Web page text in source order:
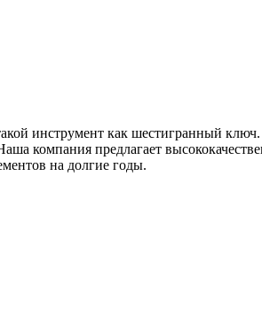
инструмент как шестигранный
компания предлагает
на долгие годы.